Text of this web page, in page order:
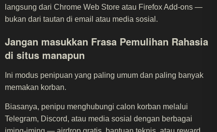
langsung dari Chrome Web Store atau Firefox Add-ons —
bukan dari tautan di email atau media sosial.
Jangan masukkan Frasa Pemulihan Rahasia
di situs manapun
Ini modus penipuan yang paling umum dan paling banyak
memakan korban.
Biasanya, penipu menghubungi calon korban melalui
Telegram, Discord, atau media sosial dengan berbagai